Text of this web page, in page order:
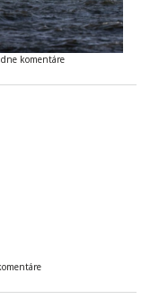
komentáre